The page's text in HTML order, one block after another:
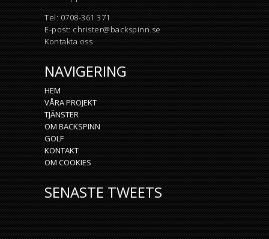
Tel:0708-361 371
E-post:christer@backspinn.se
Kontakta oss
NAVIGERING
HEM
VÅRA PROJEKT
TJÄNSTER
OM BACKSPINN
GOLF
KONTAKT
OM COOKIES
SENASTE TWEETS